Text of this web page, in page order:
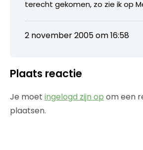
terecht gekomen, zo zie ik op
2 november 2005 om 16:58
Plaats reactie
Je moet ingelogd zijn op om een
plaatsen.